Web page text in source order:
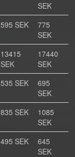
SEK
595 SEK
775
SEK
13415
SEK
17440
SEK
535 SEK
695
SEK
835 SEK
1085
SEK
495 SEK
645
SEK